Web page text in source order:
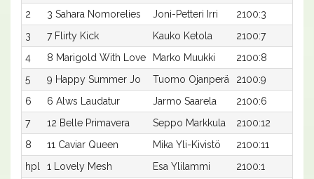
2
3 Sahara Nomorelies Joni-Petteri Irri 2100:3
3
7 Flirty Kick Kauko Ketola 2100:7
4
8 Marigold With Love Marko Muukki 2100:8
5
9 Happy Summer Jo Tuomo Ojanperä 2100:9
6
6 Alws Laudatur Jarmo Saarela 2100:6
7
12 Belle Primavera Seppo Markkula 2100:12
8
11 Caviar Queen Mika Yli-Kivistö 2100:11
hpl
1 Lovely Mesh Esa Ylilammi 2100:1